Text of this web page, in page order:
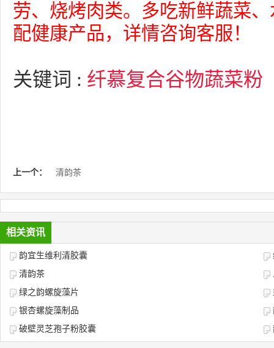
劳、烧烤肉类。多吃新鲜蔬菜
配健康产品，详情咨询客服！
关键词 : 纤慕复合谷物蔬菜粉
上一个： 清韵茶
相关资讯
韵宜生维利清胶囊
清韵茶
绿之韵螺旋藻片
银杏螺旋藻制品
破壁灵芝孢子粉胶囊